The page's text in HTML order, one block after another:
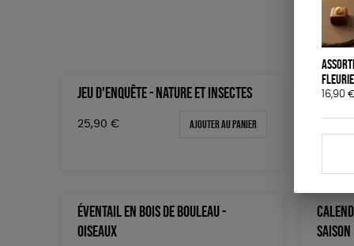
JEU D'ENQUÊTE - NATURE ET INSECTES
25,90 € Ajouter au panier
JEU
ÉVENTAIL EN BOIS DE BOULEAU -
OISEAUX
SAISON
fleurie
16,90